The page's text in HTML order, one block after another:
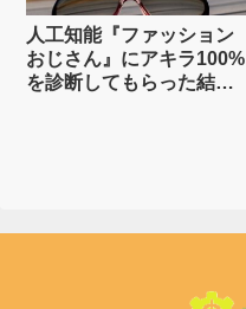
人工知能『ファッション
おじさん』にアキラ100%
を診断してもらった結